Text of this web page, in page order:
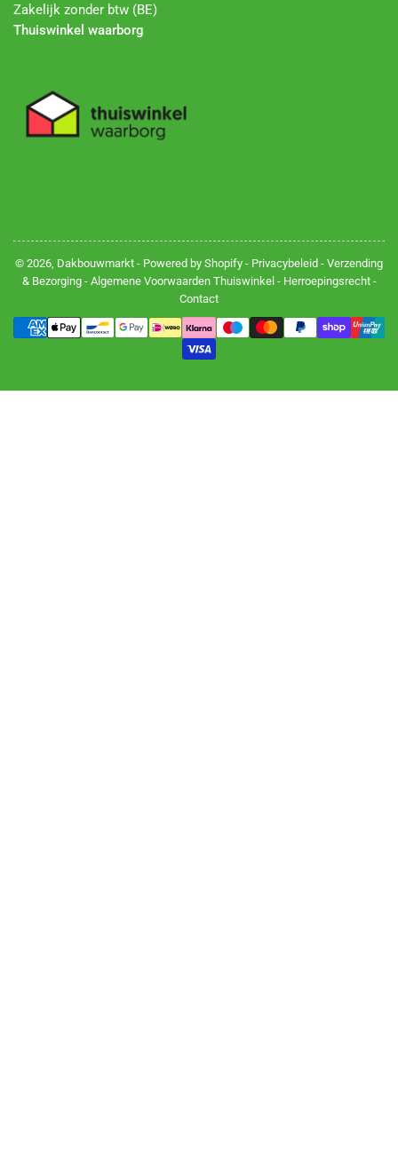
Zakelijk zonder btw (BE)
Thuiswinkel waarborg
© 2026, Dakbouwmarkt - Powered by Shopify - Privacybeleid - Verzending
& Bezorging- Algemene Voorwaarden Thuiswinkel - Herroepingsrecht-
Contact
Betalingsmethoden